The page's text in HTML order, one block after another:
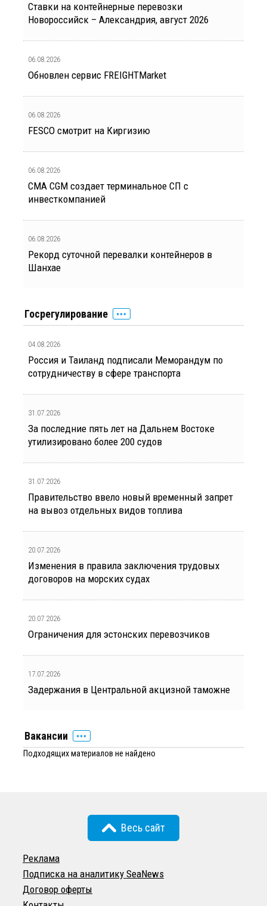
Ставки на контейнерные перевозки
Новороссийск – Александрия, август 2026
06.08.2026
Обновлен сервис FREIGHTMarket
06.08.2026
FESCO смотрит на Киргизию
06.08.2026
CMA CGM создает терминальное СП с
инвесткомпанией
06.08.2026
Рекорд суточной перевалки контейнеров в
Шанхае
Госрегулирование
04.08.2026
Россия и Таиланд подписали Меморандум по
сотрудничеству в сфере транспорта
31.07.2026
За последние пять лет на Дальнем Востоке
утилизировано более 200 судов
31.07.2026
Правительство ввело новый временный запрет
на вывоз отдельных видов топлива
20.07.2026
Изменения в правила заключения трудовых
договоров на морских судах
20.07.2026
Ограничения для эстонских перевозчиков
17.07.2026
Задержания в Центральной акцизной таможне
Вакансии
Подходящих материалов не найдено
Весь сайт
Реклама
Подписка на аналитику SeaNews
Договор оферты